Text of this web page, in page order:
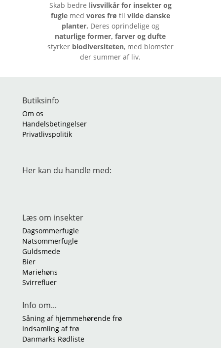
Skab bedre livsvilkår for insekter og
fuglemed vores frø til vilde danske
planter. Deres oprindelige og
naturlige former, farver og dufte
styrker biodiversiteten, med blomster
der summer af liv.
Butiksinfo
Om os
Handelsbetingelser
Privatlivspolitik
Her kan du handle med:
Læs om insekter
Dagsommerfugle
Natsommerfugle
Guldsmede
Bier
Mariehøns
Svirrefluer
Info om...
Såning af hjemmehørende frø
Indsamling af frø
Danmarks Rødliste